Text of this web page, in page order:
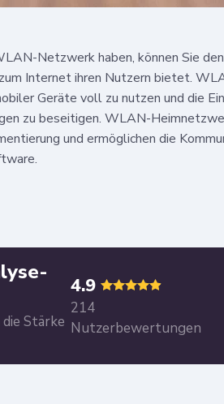
Netzwerk haben, können Sie
Internet ihren Nutzern bietet.
Geräte voll zu nutzen und die
zu beseitigen. WLAN-
und ermöglichen die
Stärke
4.9
214
Nutzerbewertungen